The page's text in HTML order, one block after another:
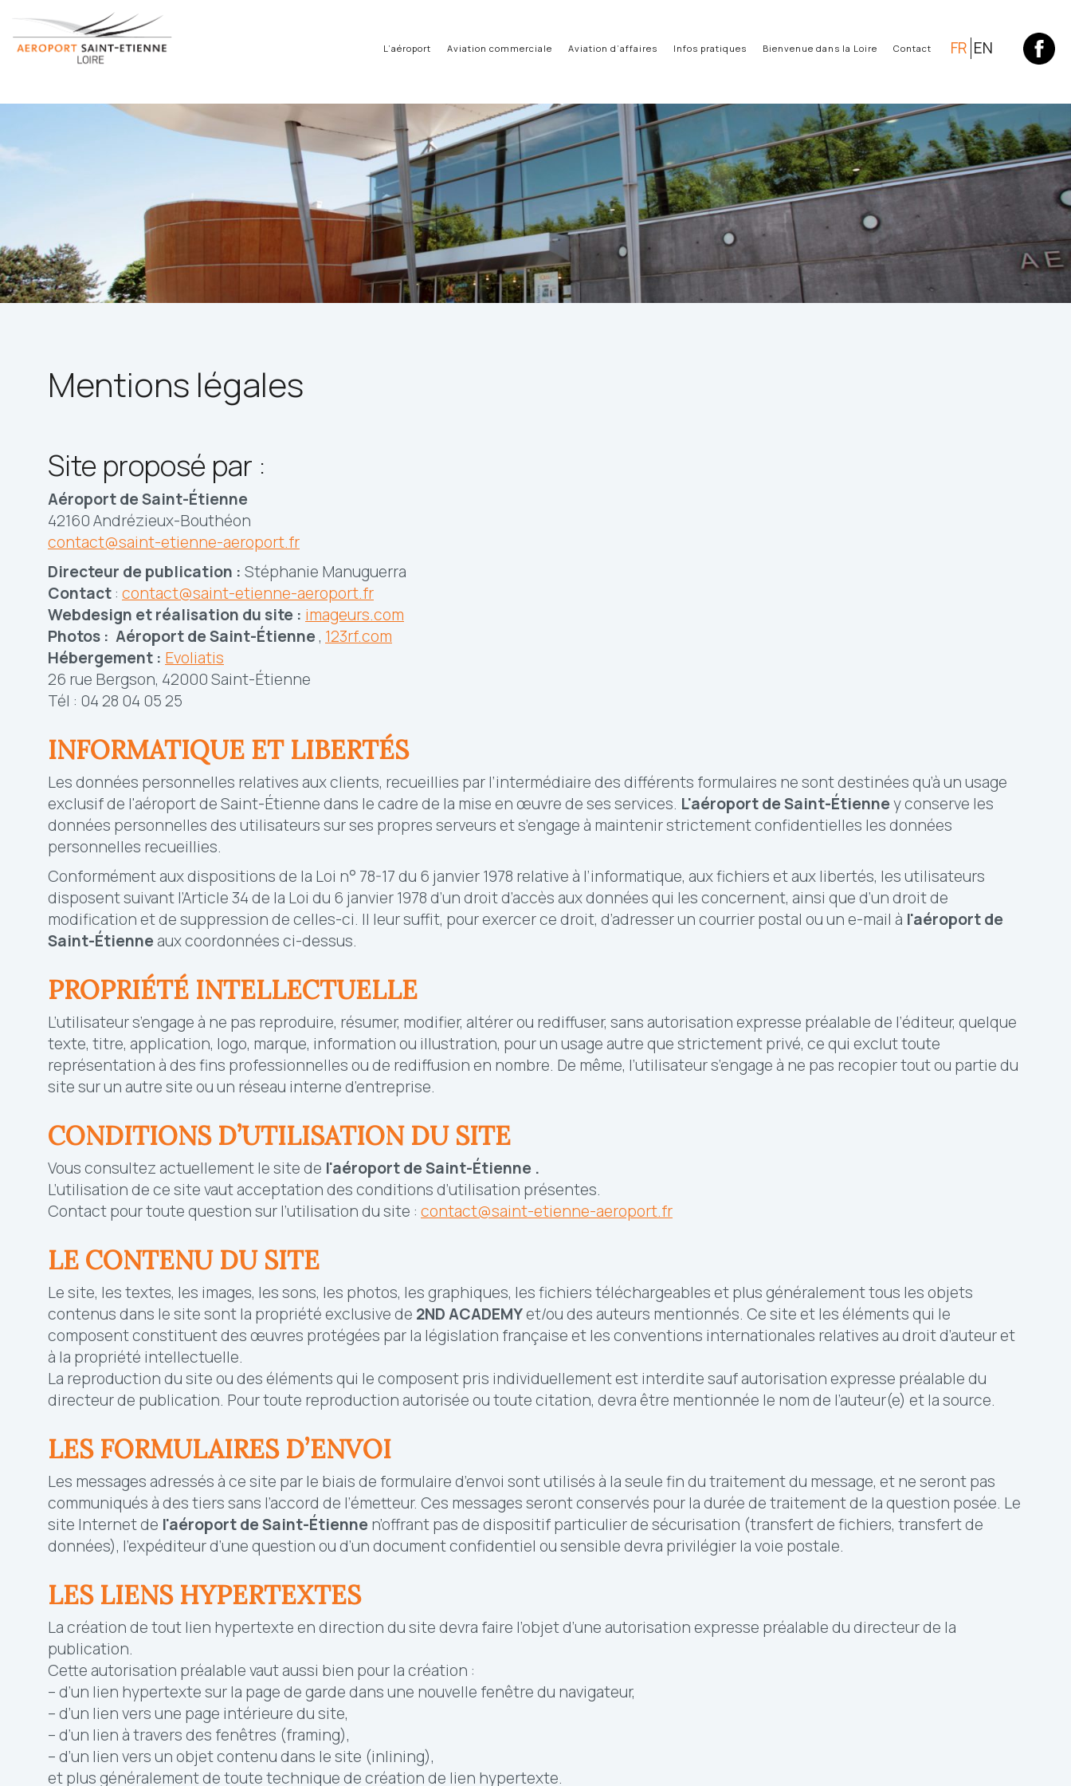
L’aéroport Aviation commerciale Aviation d’affaires Infos pratiques Bienvenue dans la Loire Contact FR EN
Mentions légales
Site proposé par :
Aéroport de Saint-Étienne
42160 Andrézieux-Bouthéon
contact@saint-etienne-aeroport.fr
Directeur de publication : Stéphanie Manuguerra
Contact: contact@saint-etienne-aeroport.fr
Webdesign et réalisation du site : imageurs.com
Photos : Aéroport de Saint-Étienne, 123rf.com
Hébergement : Evoliatis
26 rue Bergson, 42000 Saint-Étienne
Tél : 04 28 04 05 25
INFORMATIQUE ET LIBERTÉS
Les données personnelles relatives aux clients, recueillies par l’intermédiaire des différents formulaires ne sont destinées qu’à un usage
exclusif de l'aéroport de Saint-Étienne dans le cadre de la mise en œuvre de ses services. L'aéroport de Saint-Étienney conserve les
données personnelles des utilisateurs sur ses propres serveurs et s’engage à maintenir strictement confidentielles les données
personnelles recueillies.
Conformément aux dispositions de la Loi n° 78-17 du 6 janvier 1978 relative à l’informatique, aux fichiers et aux libertés, les utilisateurs
disposent suivant l’Article 34 de la Loi du 6 janvier 1978 d’un droit d’accès aux données qui les concernent, ainsi que d’un droit de
modification et de suppression de celles-ci. Il leur suffit, pour exercer ce droit, d’adresser un courrier postal ou un e-mail à l'aéroport de
Saint-Étienneaux coordonnées ci-dessus.
PROPRIÉTÉ INTELLECTUELLE
L’utilisateur s’engage à ne pas reproduire, résumer, modifier, altérer ou rediffuser, sans autorisation expresse préalable de l’éditeur, quelque
texte, titre, application, logo, marque, information ou illustration, pour un usage autre que strictement privé, ce qui exclut toute
représentation à des fins professionnelles ou de rediffusion en nombre. De même, l’utilisateur s’engage à ne pas recopier tout ou partie du
site sur un autre site ou un réseau interne d’entreprise.
CONDITIONS D’UTILISATION DU SITE
Vous consultez actuellement le site de l'aéroport de Saint-Étienne .
L’utilisation de ce site vaut acceptation des conditions d’utilisation présentes.
Contact pour toute question sur l’utilisation du site : contact@saint-etienne-aeroport.fr
LE CONTENU DU SITE
Le site, les textes, les images, les sons, les photos, les graphiques, les fichiers téléchargeables et plus généralement tous les objets
contenus dans le site sont la propriété exclusive de 2ND ACADEMYet/ou des auteurs mentionnés. Ce site et les éléments qui le
composent constituent des œuvres protégées par la législation française et les conventions internationales relatives au droit d’auteur et
à la propriété intellectuelle.
La reproduction du site ou des éléments qui le composent pris individuellement est interdite sauf autorisation expresse préalable du
directeur de publication. Pour toute reproduction autorisée ou toute citation, devra être mentionnée le nom de l’auteur(e) et la source.
LES FORMULAIRES D’ENVOI
Les messages adressés à ce site par le biais de formulaire d’envoi sont utilisés à la seule fin du traitement du message, et ne seront pas
communiqués à des tiers sans l’accord de l’émetteur. Ces messages seront conservés pour la durée de traitement de la question posée. Le
site Internet de l'aéroport de Saint-Étienne n’offrant pas de dispositif particulier de sécurisation (transfert de fichiers, transfert de
données), l’expéditeur d’une question ou d’un document confidentiel ou sensible devra privilégier la voie postale.
LES LIENS HYPERTEXTES
La création de tout lien hypertexte en direction du site devra faire l’objet d’une autorisation expresse préalable du directeur de la
publication.
Cette autorisation préalable vaut aussi bien pour la création :
– d’un lien hypertexte sur la page de garde dans une nouvelle fenêtre du navigateur,
– d’un lien vers une page intérieure du site,
– d’un lien à travers des fenêtres (framing),
– d’un lien vers un objet contenu dans le site (inlining),
et plus généralement de toute technique de création de lien hypertexte.